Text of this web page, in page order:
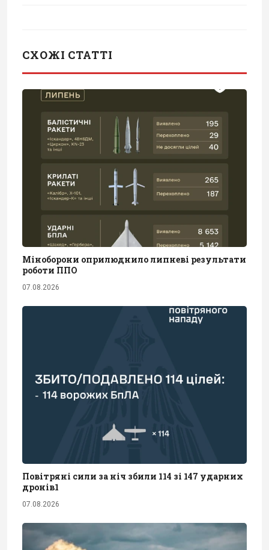
СХОЖІ СТАТТІ
Міноборони оприлюднило липневі результати
роботи ППО
07.08.2026
Повітряні сили за ніч збили 114 зі 147 ударних
дронів1
07.08.2026